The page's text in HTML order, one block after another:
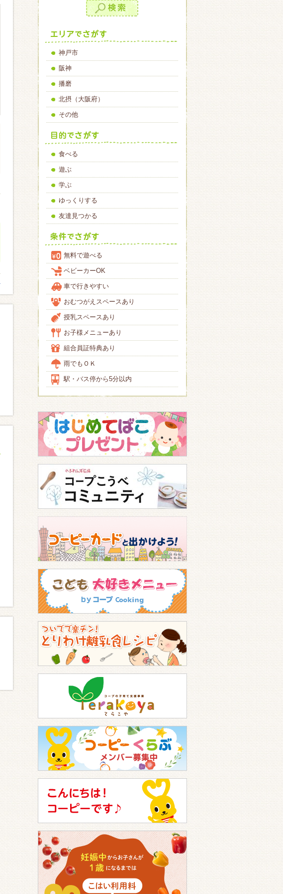
神戸市
阪神
播磨
北摂（大阪府）
その他
食べる
遊ぶ
学ぶ
ゆっくりする
友達見つかる
無料で遊べる
ベビーカーOK
車で行きやすい
おむつがえスペースあり
授乳スペースあり
お子様メニューあり
組合員証特典あり
雨でもＯＫ
駅・バス停から5分以内